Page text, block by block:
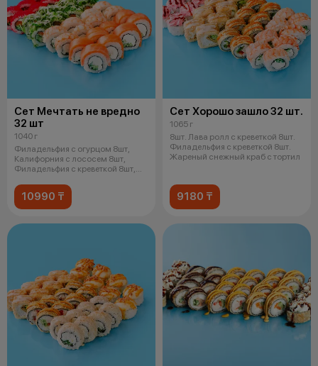
Сет Мечтать не вредно
32 шт
1040 г
Филадельфия с огурцом 8шт,
Калифорния с лососем 8шт,
Филадельфия с креветкой 8шт,
10990 ₸
Сет Хорошо зашло 32 шт.
1065 г
8шт. Лава ролл с креветкой 8шт.
Филадельфия с креветкой 8шт.
Жареный снежный краб с тортил
9180 ₸